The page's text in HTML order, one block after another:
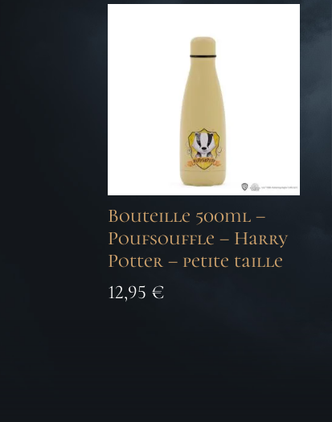
Bouteille 500ml –
Poufsouffle – Harry
Potter – petite taille
12,95 €